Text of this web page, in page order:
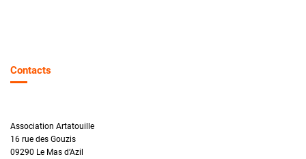
Contacts
Association Artatouille
16 rue des Gouzis
09290 Le Mas d’Azil